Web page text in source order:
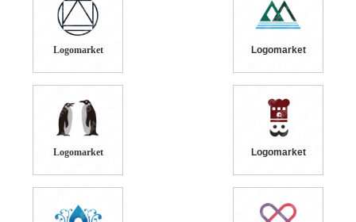
Logomarket Logomarket
Logomarket Logomarket